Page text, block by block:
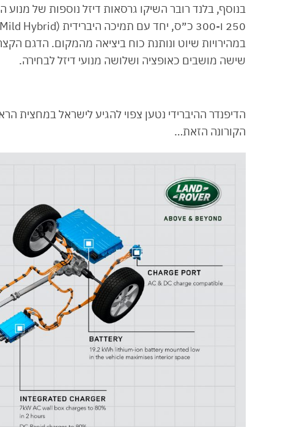
שישה מושבים כאופציה ושלושה מנועי דיזל לבחירה.
הקורונה הזאת…